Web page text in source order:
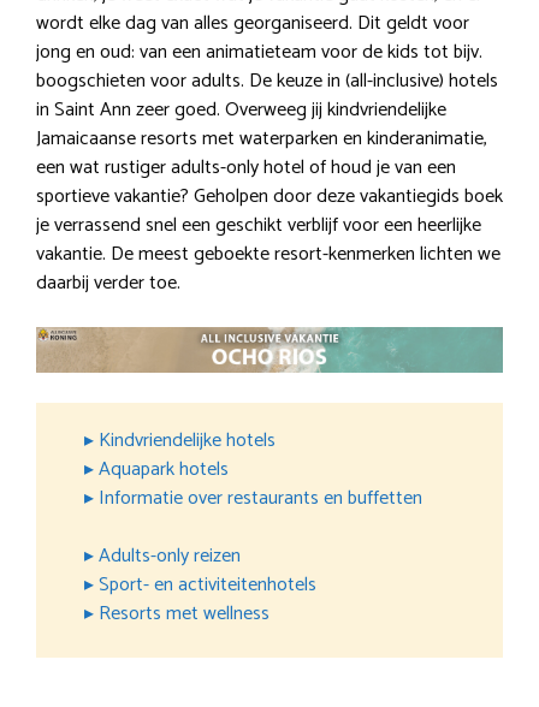
wordt elke dag van alles georganiseerd. Dit geldt voor
jong en oud: van een animatieteam voor de kids tot bijv.
boogschieten voor adults. De keuze in (all-inclusive) hotels
in Saint Ann zeer goed. Overweeg jij kindvriendelijke
Jamaicaanse resorts met waterparken en kinderanimatie,
een wat rustiger adults-only hotel of houd je van een
sportieve vakantie? Geholpen door deze vakantiegids boek
je verrassend snel een geschikt verblijf voor een heerlijke
vakantie. De meest geboekte resort-kenmerken lichten we
daarbij verder toe.
▸ Kindvriendelijke hotels
▸ Aquapark hotels
▸ Informatie over restaurants en buffetten
▸ Adults-only reizen
▸ Sport- en activiteitenhotels
▸ Resorts met wellness